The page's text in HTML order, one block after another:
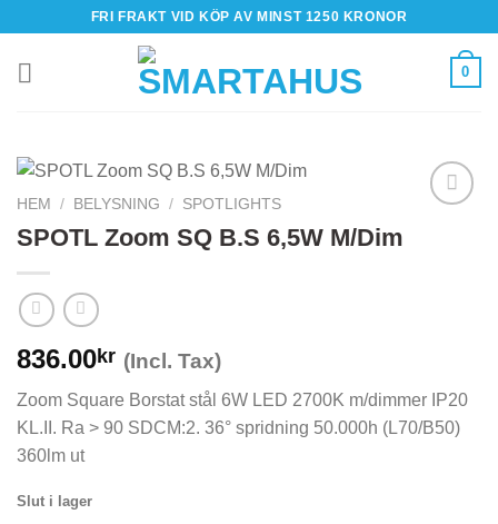
content
FRI FRAKT VID KÖP AV MINST 1250 KRONOR
0
HEM / BELYSNING / SPOTLIGHTS
SPOTL Zoom SQ B.S 6,5W M/Dim
836.00kr (Incl. Tax)
Zoom Square Borstat stål 6W LED 2700K m/dimmer IP20
KL.II. Ra > 90 SDCM:2. 36° spridning 50.000h (L70/B50)
360lm ut
Slut i lager